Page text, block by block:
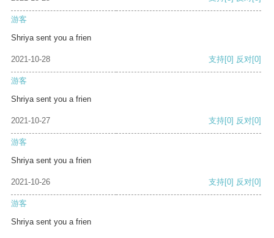
游客
Shriya sent you a frien
2021-10-28 支持[0] 反对[0]
游客
Shriya sent you a frien
2021-10-27 支持[0] 反对[0]
游客
Shriya sent you a frien
2021-10-26 支持[0] 反对[0]
游客
Shriya sent you a frien